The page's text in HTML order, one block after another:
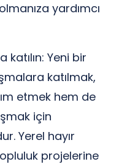
yardımcı
katılın: Yeni bir
katılmak,
etmek hem de
için
Yerel hayır
projelerine